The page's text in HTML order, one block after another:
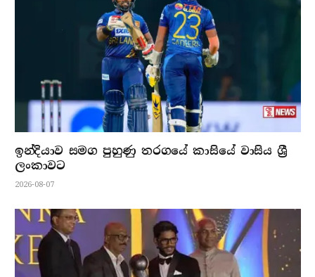
ඉන්දියාව සමග පුහුණු තරගයේ කාසියේ වාසිය ශ්‍රී
ලංකාවට
2026-08-07